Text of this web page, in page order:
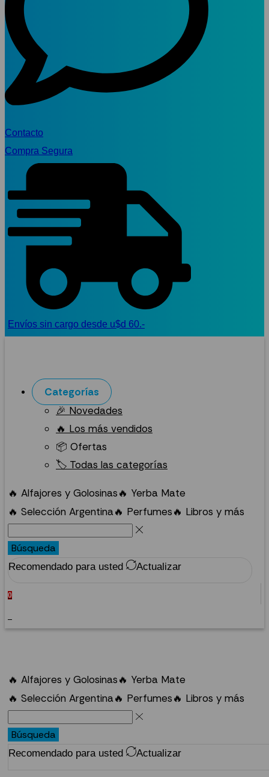
Contacto
Compra Segura
Envíos sin cargo desde u$d 60.-
Categorías
🎉 Novedades
🔥 Los más vendidos
📦 Ofertas
🏷️ Todas las categorías
🔥 Alfajores y Golosinas🔥 Yerba Mate
🔥 Selección Argentina🔥 Perfumes🔥 Libros y más
Búsqueda
Recomendado para usted Actualizar
0
🔥 Alfajores y Golosinas🔥 Yerba Mate
🔥 Selección Argentina🔥 Perfumes🔥 Libros y más
Búsqueda
Recomendado para usted Actualizar